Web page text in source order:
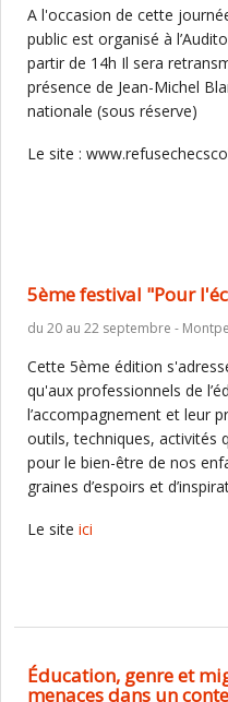
A l'occasion de cette
public est organisé à
partir de 14h Il sera
présence de Jean-Michel
nationale (sous réserve)
Le site :
5ème festival "Pour
du 20 au 22 septembre -
Cette 5ème édition
qu'aux professionnels de
l’accompagnement et leur
outils, techniques, activités
pour le bien-être de nos
graines d’espoirs et
Le site ici
Éducation, genre et
menaces dans un